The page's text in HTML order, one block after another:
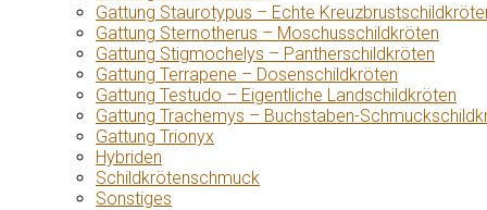
Gattung Staurotypus – Echte
Gattung Sternotherus – Moschusschildkröten
Gattung Stigmochelys – Pantherschildkröten
Gattung Terrapene – Dosenschildkröten
Gattung Testudo – Eigentliche Landschildkröten
Gattung Trachemys – Buchstaben-
Gattung Trionyx
Hybriden
Schildkrötenschmuck
Sonstiges